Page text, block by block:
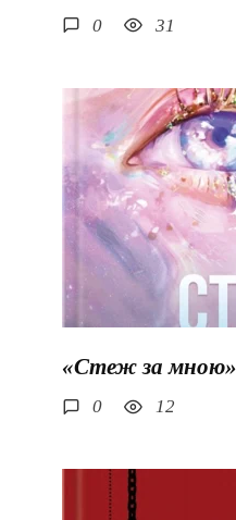
0 31
«Стеж за мною»
0 12